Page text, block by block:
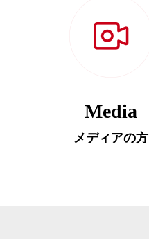
Media
メディアの方